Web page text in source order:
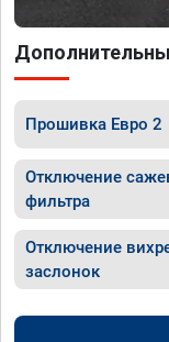
Прошивка Евро 2
Отключение
фильтра
Отключение
заслонок